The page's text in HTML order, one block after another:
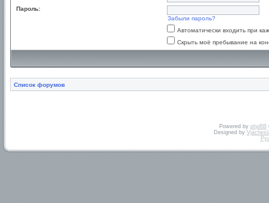
Пароль:
Забыли пароль?
Автоматически входить при
Скрыть моё пребывание на
Список форумов
Powered by phpBB
Designed by